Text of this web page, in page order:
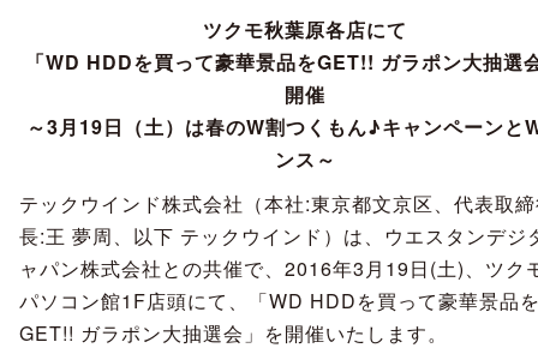
ツクモ秋葉原各店にて
「WD HDDを買って豪華景品をGET!! ガラポン大抽選
開催
～3月19日（土）は春のW割つくもん♪キャンペーンと
ンス～
テックウインド株式会社（本社:東京都文京区、代表取
長:王 夢周、以下 テックウインド）は、ウエスタンデジ
ャパン株式会社との共催で、2016年3月19日(土)、ツク
パソコン館1F店頭にて、「WD HDDを買って豪華景品
GET!! ガラポン大抽選会」を開催いたします。